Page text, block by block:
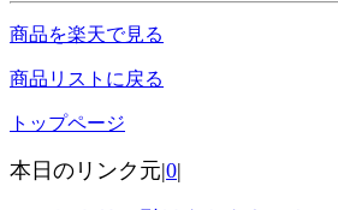
商品を楽天で見る
商品リストに戻る
トップページ
本日のリンク元|0|